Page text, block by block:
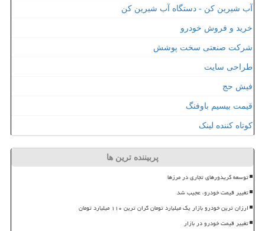
آب شیرین کن - دستگاه آب شیرین کن
خرید و فروش خودرو
شرکت صنعتی سخت پوشش
طراحی سایت
فیش حج
قیمت بیسیم باوفنگ
کوتاه کننده لینک
پربیننده ترین ها
توسعه کریدورهای تجاری در مرزها
تغییر قیمت خودرو، عجیب شد
ارزان ترین خودرو بازار یک میلیارد تومان گران ترین ۱۱۰ میلیارد تومان
تغییر قیمت خودرو در بازار